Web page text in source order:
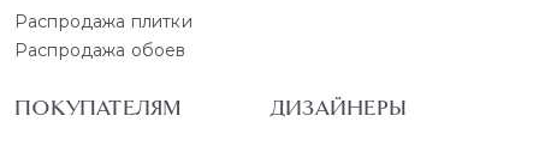
Распродажа плитки
Распродажа обоев
ПОКУПАТЕЛЯМ
ДИЗАЙНЕРЫ